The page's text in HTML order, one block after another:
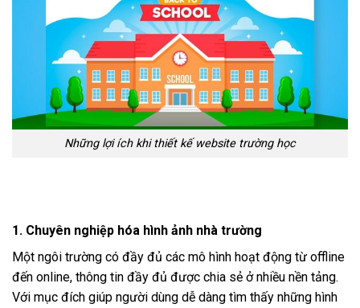
Những lợi ích khi thiết kế website trường học
1. Chuyên nghiệp hóa hình ảnh nhà trường
Một ngôi trường có đầy đủ các mô hình hoạt động từ offline
đến online, thông tin đầy đủ được chia sẻ ở nhiều nền tảng.
Với mục đích giúp người dùng dễ dàng tìm thấy những hình